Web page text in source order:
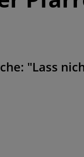
"Lass